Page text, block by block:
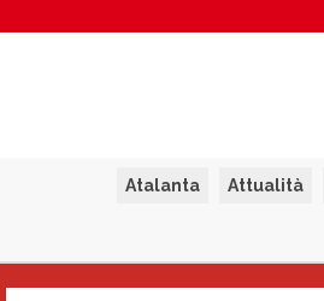
Atalanta Attualità